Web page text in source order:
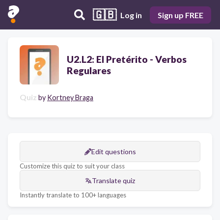
🇬🇧 Log in Sign up FREE
U2.L2: El Pretérito - Verbos
Regulares
Quiz by Kortney Braga
Edit questions
Customize this quiz to suit your class
Translate quiz
Instantly translate to 100+ languages